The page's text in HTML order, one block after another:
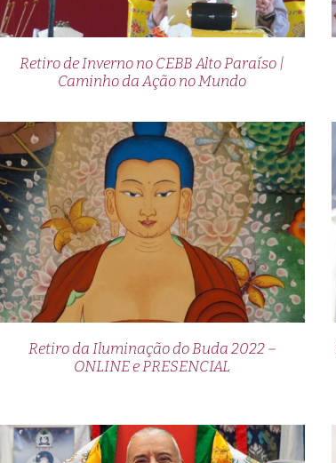
Retiro de Inverno no CEBB Alto Paraíso |
Caminho da Ação no Mundo
Retiro da Iluminação do Buda 2022 –
ONLINE e PRESENCIAL